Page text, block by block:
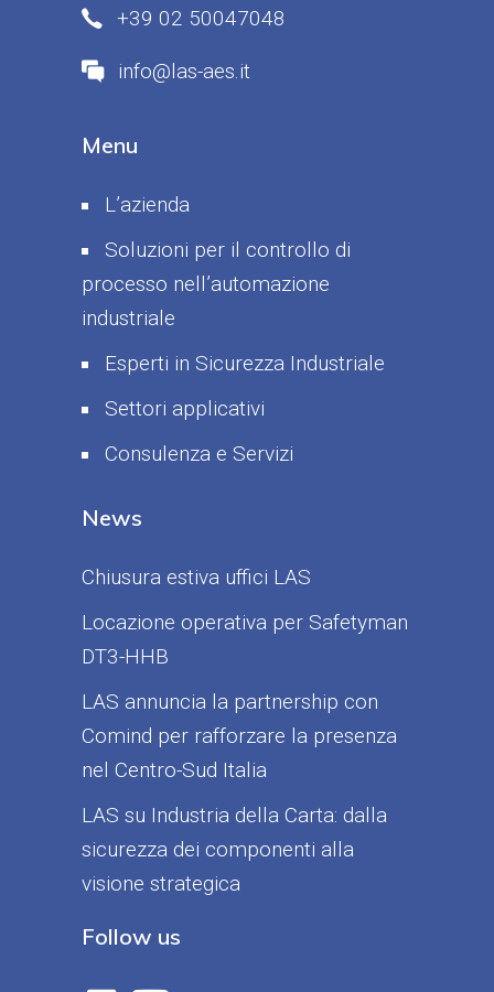
+39 02 50047048
info@las-aes.it
Menu
L’azienda
Soluzioni per il controllo di
processo nell’automazione
industriale
Esperti in Sicurezza Industriale
Settori applicativi
Consulenza e Servizi
News
Chiusura estiva uffici LAS
Locazione operativa per Safetyman
DT3-HHB
LAS annuncia la partnership con
Comind per rafforzare la presenza
nel Centro-Sud Italia
LAS su Industria della Carta: dalla
sicurezza dei componenti alla
visione strategica
Follow us